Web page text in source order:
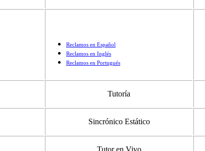
Reclamos en Español
Reclamos en Inglés
Reclamos en Portugués
Tutoría
Sincrónico Estático